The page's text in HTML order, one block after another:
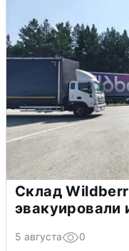
Склад
5 августа 0